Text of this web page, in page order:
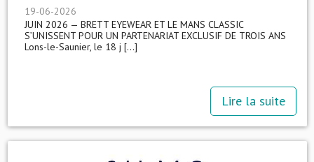
19-06-2026
JUIN 2026 — BRETT EYEWEAR ET LE MANS CLASSIC
S’UNISSENT POUR UN PARTENARIAT EXCLUSIF DE TROIS ANS
Lons-le-Saunier, le 18 j [...]
Lire la suite